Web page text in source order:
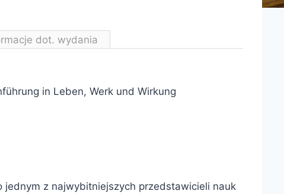
dot. wydania
in Leben, Werk und Wirkung
jednym z najwybitniejszych przedstawicieli nauk